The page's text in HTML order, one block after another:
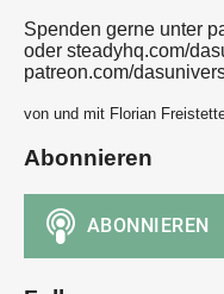
Spenden gerne unter
oder steadyhq.com/
patreon.com/
von und mit Florian
Abonnieren